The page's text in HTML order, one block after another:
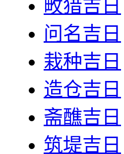
畋猎吉日
问名吉日
栽种吉日
造仓吉日
斋醮吉日
筑堤吉日